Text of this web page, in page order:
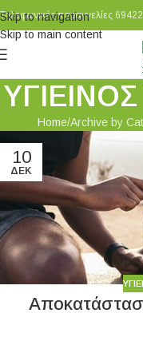
Skip to navigation
Skip to main content
Τηλεφωνικές παραγγελίες
Home Archive by
10
ΔΕΚ